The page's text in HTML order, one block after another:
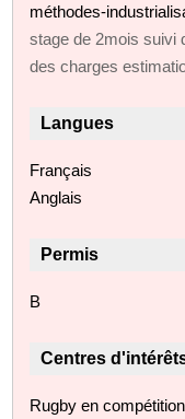
méthodes-
stage de 2mois suivi
des charges
Langues
Français
Anglais
Permis
B
Centres
Rugby en